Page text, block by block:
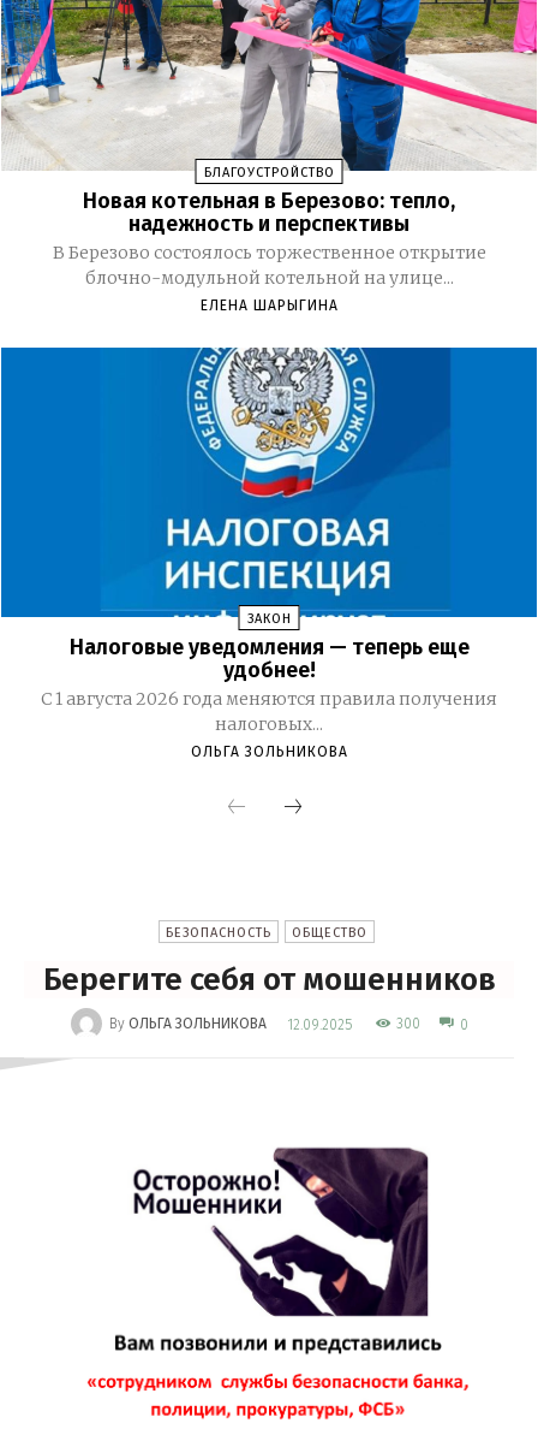
БЛАГОУСТРОЙСТВО
Новая котельная в Березово: тепло,
надежность и перспективы
В Березово состоялось торжественное открытие
блочно-модульной котельной на улице...
ЕЛЕНА ШАРЫГИНА
ЗАКОН
Налоговые уведомления — теперь еще
удобнее!
С 1 августа 2026 года меняются правила получения
налоговых...
ОЛЬГА ЗОЛЬНИКОВА